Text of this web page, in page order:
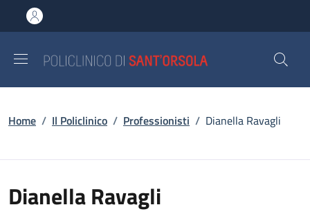
al contenuto principale
to footer content
Briciole di pane
Home / Il Policlinico / Professionisti / Dianella Ravagli
Dianella Ravagli